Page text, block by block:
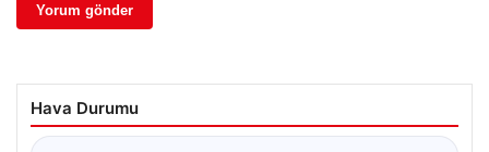
Hava Durumu